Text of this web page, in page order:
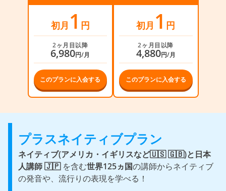
初月 1 円
2ヶ月目以降
6,980円/月
このプランに入会する
初月 1 円
2ヶ月目以降
4,880円/月
このプランに入会する
プラスネイティブプラン
ネイティブ(アメリカ・イギリスなど🇺🇸 🇬🇧)と日本
人講師 🇯🇵 を含む世界125ヵ国の講師からネイティブ
の発音や、流行りの表現を学べる！